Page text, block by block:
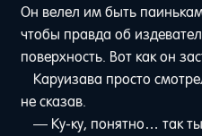
Он велел им быть
чтобы правда об
поверхность. Вот как он
Каруизава просто
не сказав.
— Ку-ку, понятно… так